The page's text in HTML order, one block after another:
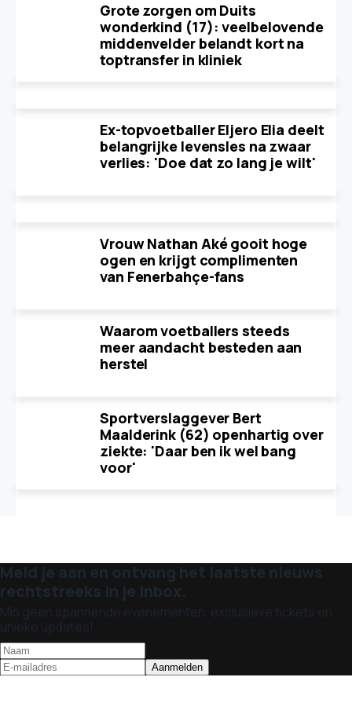
Grote zorgen om Duits
wonderkind (17): veelbelovende
middenvelder belandt kort na
toptransfer in kliniek
Ex-topvoetballer Eljero Elia deelt
belangrijke levensles na zwaar
verlies: 'Doe dat zo lang je wilt'
Vrouw Nathan Aké gooit hoge
ogen en krijgt complimenten
van Fenerbahçe-fans
Waarom voetballers steeds
meer aandacht besteden aan
herstel
Sportverslaggever Bert
Maalderink (62) openhartig over
ziekte: 'Daar ben ik wel bang
voor'
Meld je aan en ontvang het laatste nieuws
rechtstreeks in je inbox.
Mis geen spannende evenementen, exclusieve tickets en
unieke updates!